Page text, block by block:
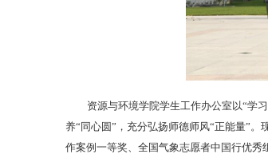
资源与环境学院学生工作办公室以“学
养“同心圆”，充分弘扬师德师风“正能量”
作案例一等奖、全国气象志愿者中国行优